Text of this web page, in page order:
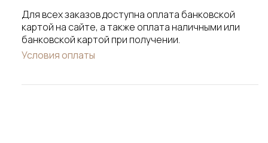
Для всех заказов доступна оплата банковской
картой на сайте, а также оплата наличными или
банковской картой при получении.
Условия оплаты